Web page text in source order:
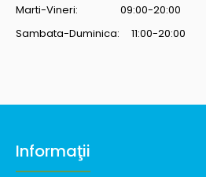
Marti-Vineri: 09:00-20:00
Sambata-Duminica: 11:00-20:00
Informaţii